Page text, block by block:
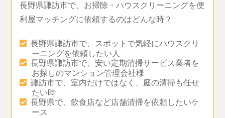
長野県諏訪市で、お掃除・ハウスクリーニングを便
利屋マッチングに依頼するのはどんな時？
長野県諏訪市で、スポットで気軽にハウスクリ
ーニングを依頼したい人
長野県諏訪市で、安い定期清掃サービス業者を
お探しのマンション管理会社様
諏訪市で、室内だけではなく、庭の清掃も任せ
たい時
長野県で、飲食店など店舗清掃を依頼したいケ
ース